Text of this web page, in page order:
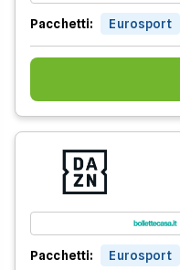
Pacchetti: Eurosport
Pacchetti: Eurosport